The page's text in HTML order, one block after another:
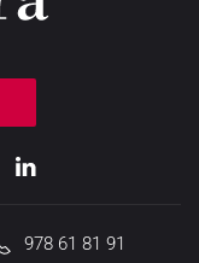
978 61 81 91